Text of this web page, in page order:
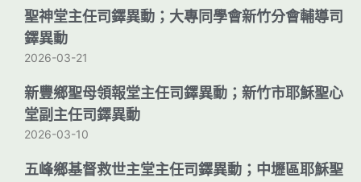
聖神堂主任司鐸異動；大專同學會新竹分會輔導司
鐸異動
2026-03-21
新豐鄉聖母領報堂主任司鐸異動；新竹市耶穌聖心
堂副主任司鐸異動
2026-03-10
五峰鄉基督救世主堂主任司鐸異動；中壢區耶穌聖